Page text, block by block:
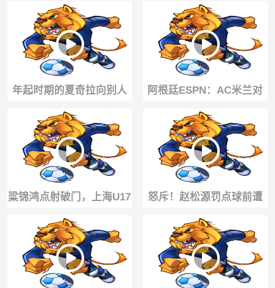
再次扳平阿森纳U17！
球后，国足小将们都扑向
了他
年起时期的夏奇拉向别人
传授跳扭臀舞的秘诀
阿根廷ESPN：AC米兰对
帕雷德斯提出正式报价
粱锦鸿点射破门，上海U17
扳平阿森纳U17！
怒斥！赵松源罚点球前遭
河床球员们各种骚扰😡